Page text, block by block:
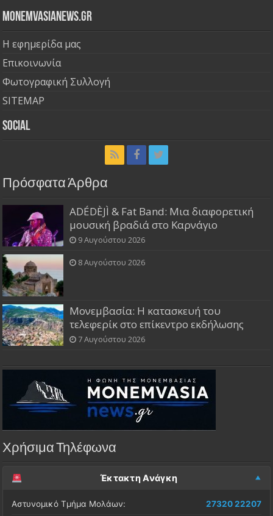
Monemvasianews.gr
Η εφημερίδα μας
Επικοινωνία
Φωτογραφική Συλλογή
SITEMAP
Social
Πρόσφατα Άρθρα
ADÉDÈJÌ & Fat Band: Μια διαφορετική
μουσική βραδιά στο Καρνάγιο
9 Αυγούστου 2026
8 Αυγούστου 2026
Μονεμβασία: Η κατασκευή του
τελεφερίκ στο επίκεντρο εκδήλωσης
7 Αυγούστου 2026
Χρήσιμα Τηλέφωνα
Έκτακτη Ανάγκη
Αστυνομικό Τμήμα Μολάων: 27320 22207